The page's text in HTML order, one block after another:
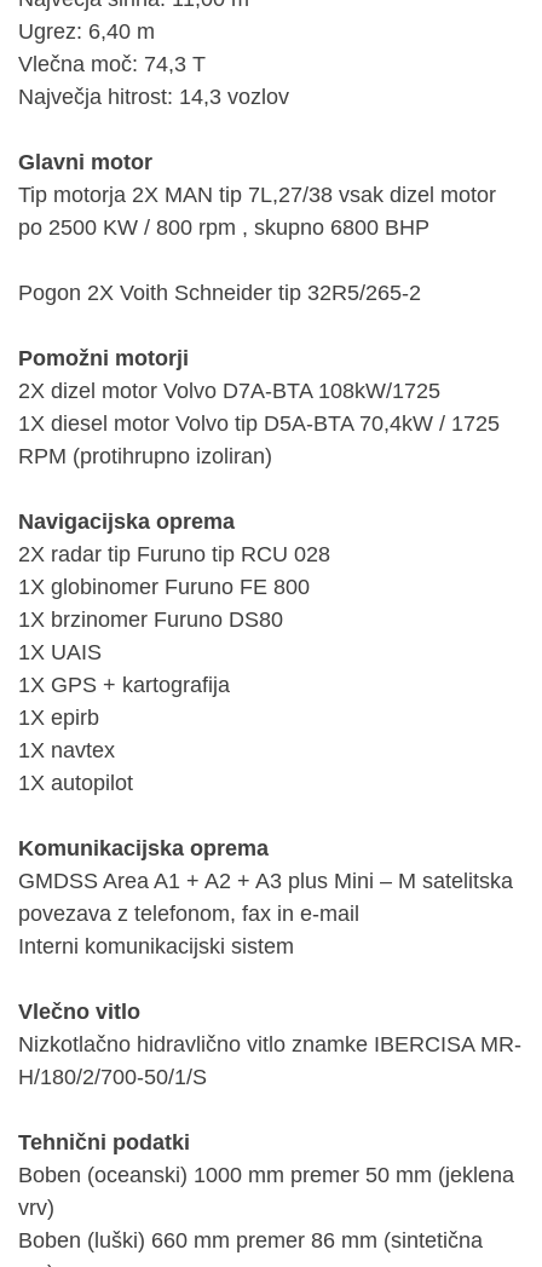
Ugrez: 6,40 m
Vlečna moč: 74,3 T
Največja hitrost: 14,3 vozlov
Glavni motor
Tip motorja 2X MAN tip 7L,27/38 vsak dizel motor
po 2500 KW / 800 rpm , skupno 6800 BHP
Pogon 2X Voith Schneider tip 32R5/265-2
Pomožni motorji
2X dizel motor Volvo D7A-BTA 108kW/1725
1X diesel motor Volvo tip D5A-BTA 70,4kW / 1725
RPM (protihrupno izoliran)
Navigacijska oprema
2X radar tip Furuno tip RCU 028
1X globinomer Furuno FE 800
1X brzinomer Furuno DS80
1X UAIS
1X GPS + kartografija
1X epirb
1X navtex
1X autopilot
Komunikacijska oprema
GMDSS Area A1 + A2 + A3 plus Mini – M satelitska
povezava z telefonom, fax in e-mail
Interni komunikacijski sistem
Vlečno vitlo
Nizkotlačno hidravlično vitlo znamke IBERCISA MR-
H/180/2/700-50/1/S
Tehnični podatki
Boben (oceanski) 1000 mm premer 50 mm (jeklena
vrv)
Boben (luški) 660 mm premer 86 mm (sintetična